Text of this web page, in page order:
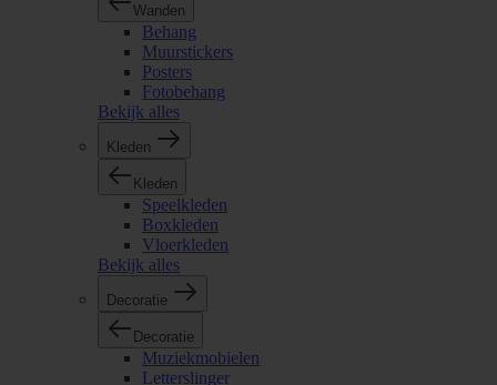
Wanden
Behang
Muurstickers
Posters
Fotobehang
Bekijk alles
Kleden
Kleden
Speelkleden
Boxkleden
Vloerkleden
Bekijk alles
Decoratie
Decoratie
Muziekmobielen
Letterslinger